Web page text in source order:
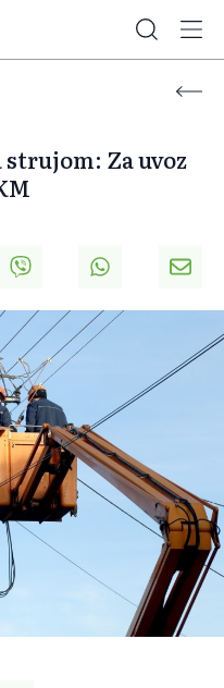
Za uvoz